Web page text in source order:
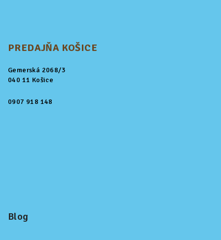
PREDAJŇA KOŠICE
Gemerská 2068/3
040 11 Košice
0907 918 148
Blog